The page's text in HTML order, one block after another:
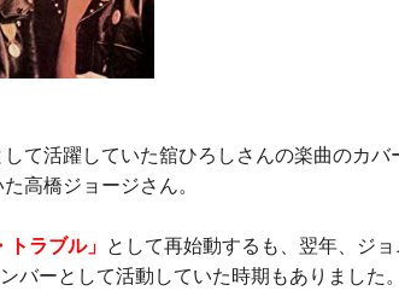
て活躍していた舘ひろしさんの楽曲のカバ
高橋ジョージさん。
ラブル」 として再始動するも、翌年、ジ
バーとして活動していた時期もありました。